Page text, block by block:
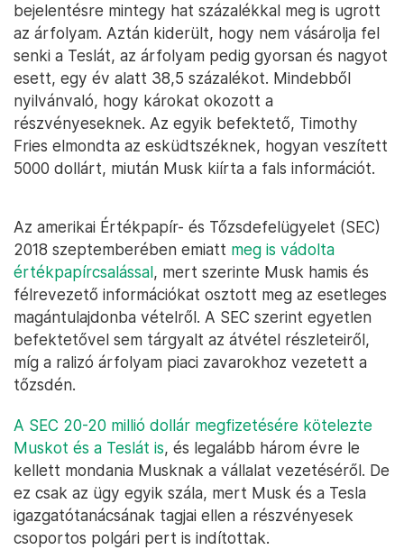
bejelentésre mintegy hat százalékkal meg is ugrott
az árfolyam. Aztán kiderült, hogy nem vásárolja fel
senki a Teslát, az árfolyam pedig gyorsan és nagyot
esett, egy év alatt 38,5 százalékot. Mindebből
nyilvánvaló, hogy károkat okozott a
részvényeseknek. Az egyik befektető, Timothy
Fries elmondta az esküdtszéknek, hogyan veszített
5000 dollárt, miután Musk kiírta a fals információt.
Az amerikai Értékpapír- és Tőzsdefelügyelet (SEC)
2018 szeptemberében emiatt meg is vádolta
értékpapírcsalással, mert szerinte Musk hamis és
félrevezető információkat osztott meg az esetleges
magántulajdonba vételről. A SEC szerint egyetlen
befektetővel sem tárgyalt az átvétel részleteiről,
míg a ralizó árfolyam piaci zavarokhoz vezetett a
tőzsdén.
A SEC 20-20 millió dollár megfizetésére kötelezte
Muskot és a Teslát is, és legalább három évre le
kellett mondania Musknak a vállalat vezetéséről. De
ez csak az ügy egyik szála, mert Musk és a Tesla
igazgatótanácsának tagjai ellen a részvényesek
csoportos polgári pert is indítottak.